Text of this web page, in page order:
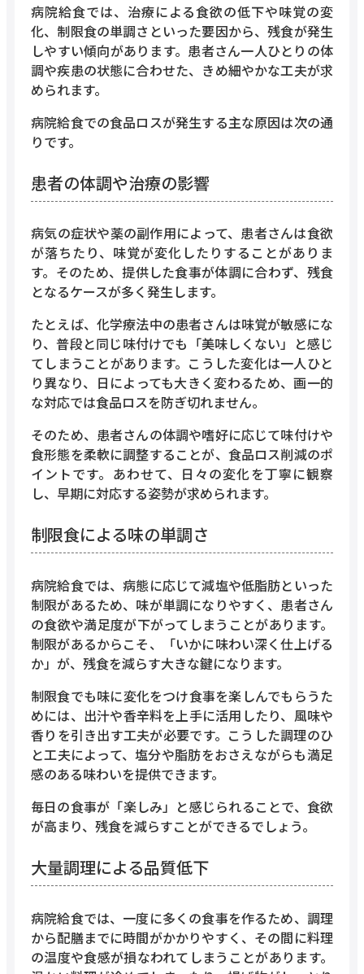
病院給食では、治療による食欲の低下や味覚の変
化、制限食の単調さといった要因から、残食が発生
しやすい傾向があります。患者さん一人ひとりの体
調や疾患の状態に合わせた、きめ細やかな工夫が求
められます。
病院給食での食品ロスが発生する主な原因は次の通
りです。
患者の体調や治療の影響
病気の症状や薬の副作用によって、患者さんは食欲
が落ちたり、味覚が変化したりすることがありま
す。そのため、提供した食事が体調に合わず、残食
となるケースが多く発生します。
たとえば、化学療法中の患者さんは味覚が敏感にな
り、普段と同じ味付けでも「美味しくない」と感じ
てしまうことがあります。こうした変化は一人ひと
り異なり、日によっても大きく変わるため、画一的
な対応では食品ロスを防ぎ切れません。
そのため、患者さんの体調や嗜好に応じて味付けや
食形態を柔軟に調整することが、食品ロス削減のポ
イントです。あわせて、日々の変化を丁寧に観察
し、早期に対応する姿勢が求められます。
制限食による味の単調さ
病院給食では、病態に応じて減塩や低脂肪といった
制限があるため、味が単調になりやすく、患者さん
の食欲や満足度が下がってしまうことがあります。
制限があるからこそ、「いかに味わい深く仕上げる
か」が、残食を減らす大きな鍵になります。
制限食でも味に変化をつけ食事を楽しんでもらうた
めには、出汁や香辛料を上手に活用したり、風味や
香りを引き出す工夫が必要です。こうした調理のひ
と工夫によって、塩分や脂肪をおさえながらも満足
感のある味わいを提供できます。
毎日の食事が「楽しみ」と感じられることで、食欲
が高まり、残食を減らすことができるでしょう。
大量調理による品質低下
病院給食では、一度に多くの食事を作るため、調理
から配膳までに時間がかかりやすく、その間に料理
の温度や食感が損なわれてしまうことがあります。